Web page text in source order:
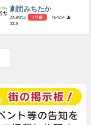
劇団みちたか
2019/3/15 7 年前
- №4254
3319